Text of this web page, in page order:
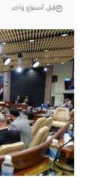
قبل أسبوع واحد